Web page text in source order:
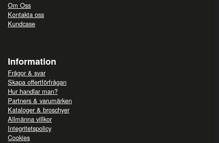
Om Oss
Kontakta oss
Kundcase
Information
Frågor & svar
Skapa offertförfrågan
Hur handlar man?
Partners & varumärken
Kataloger & broschyer
Allmänna villkor
Integritetspolicy
Cookies